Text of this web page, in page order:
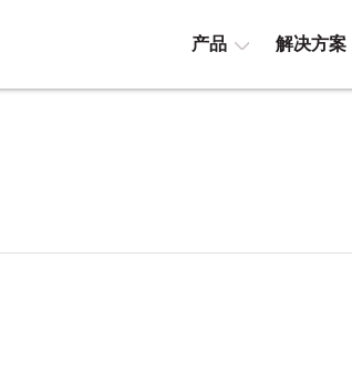
产品 解决方案